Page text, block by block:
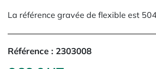
La référence gravée de flexible est
Référence : 2303008